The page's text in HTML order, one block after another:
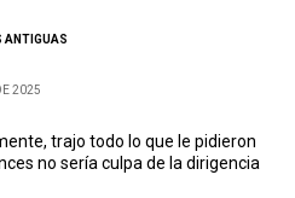
ANTIGUAS
2025
trajo todo lo que le pidieron
no sería culpa de la dirigencia